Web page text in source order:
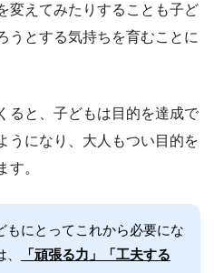
変えてみたりすることも子ど
うとする気持ちを育むことに
ると、子どもは目的を達成で
うになり、大人もつい目的を
す。
もにとってこれから必要にな
「頑張る力」「工夫する